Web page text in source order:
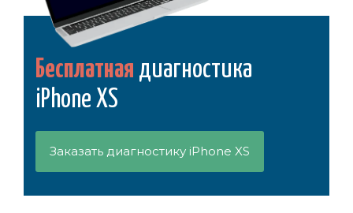
Бесплатная диагностика
iPhone XS
Заказать диагностику iPhone XS